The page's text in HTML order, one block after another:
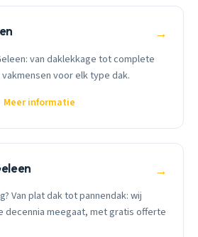
→
van daklekkage tot complete
voor elk type dak.
Meer informatie
→
Van plat dak tot pannendak: wij
decennia meegaat, met gratis offerte